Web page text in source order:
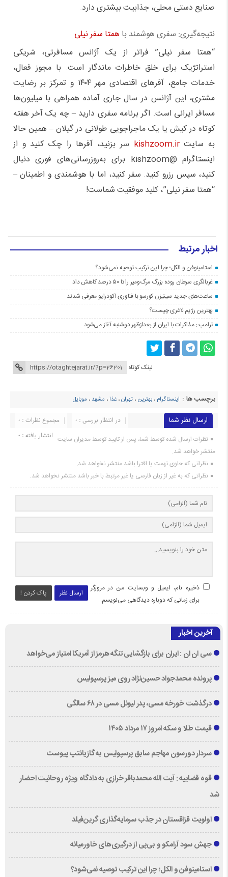
صنایع دستی محلی، جذابیت بیشتری دارد.
نتیجه‌گیری: سفری هوشمند با همتا سفر نیلی
“همتا سفر نیلی” فراتر از یک آژانس مسافرتی، شریکی
استراتژیک برای خلق خاطرات ماندگار است. با مجوز فعال،
خدمات جامع، آفرهای اقتصادی مهر ۱۴۰۴ و تمرکز بر رضایت
مشتری، این آژانس در سال جاری آماده همراهی با میلیون‌ها
مسافر ایرانی است. اگر برنامه سفری دارید – چه یک آخر هفته
کوتاه در کیش یا یک ماجراجویی طولانی در گیلان – همین حالا
به سایتkishzoom.ir سر بزنید، آفرها را چک کنید و از
اینستاگرام @kishzoom برای به‌روزرسانی‌های فوری دنبال
کنید، سپس رزرو کنید. سفر کنید، اما با هوشمندی و اطمینان –
“همتا سفر نیلی”، کلید موفقیت شماست!
اخبار مرتبط
استامینوفن و الکل؛ چرا این ترکیب توصیه نمی‌شود؟
غربالگری سرطان روده بزرگ مرگ‌ومیر را تا ۵۰ درصد کاهش داد
ساعت‌های جدید سیتیزن کورسو با فناوری اکودرایو معرفی شدند
بهترین رژیم لاغری چیست؟
ترامپ : مذاکرات با ایران از بعدازظهر دوشنبه آغاز می‌شود
لینک کوتاه
برچسب ها : اینستاگرام ، بهترین ، تهران، غذا ، مشهد ، موبایل
ارسال نظر شما مجموع نظرات : 0
در انتظار بررسی : 0
انتشار یافته : 0 نظرات ارسال شده توسط شما، پس از تایید توسط مدیران سایت
منتشر خواهد شد.
نظراتی که حاوی تهمت یا افترا باشد منتشر نخواهد شد.
نظراتی که به غیر از زبان فارسی یا غیر مرتبط با خبر باشد منتشر نخواهد شد.
ارسال نظر پاک کردن !
ذخیره نام، ایمیل و وبسایت من در مرورگر
برای زمانی که دوباره دیدگاهی می‌نویسم.
آخرین اخبار
سی ان ان : ایران برای بازگشایی تنگه هرمز از آمریکا امتیاز می‌خواهد
پرونده محمدجواد حسین‌نژاد روی میز پرسپولیس
درگذشت خورخه مسی، پدر لیونل مسی در ۶۸ سالگی
قیمت طلا و سکه امروز ۱۷ مرداد ۱۴۰۵
سردار دورسون مهاجم سابق پرسپولیس به گازیانتپ پیوست
قوه قضاییه : آیت الله محمدباقر خرازی به دادگاه ویژه روحانیت احضار
شد
اولویت قزاقستان در جذب سرمایه‌گذاری گرین‌فیلد
جهش سود آرامکو و بی‌پی از درگیری‌های خاورمیانه
استامینوفن و الکل؛ چرا این ترکیب توصیه نمی‌شود؟